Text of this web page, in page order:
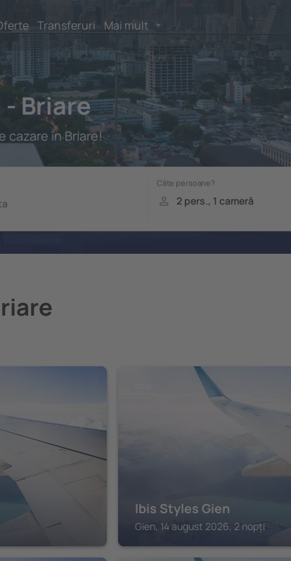
Transferuri Mai mult
Briare
cazare în Briare!
Ibis Styles Gien
Gien, 14 august 2026, 2 nopți